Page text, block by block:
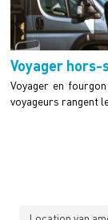
Voyager hors-
Voyager en
voyageurs rangent